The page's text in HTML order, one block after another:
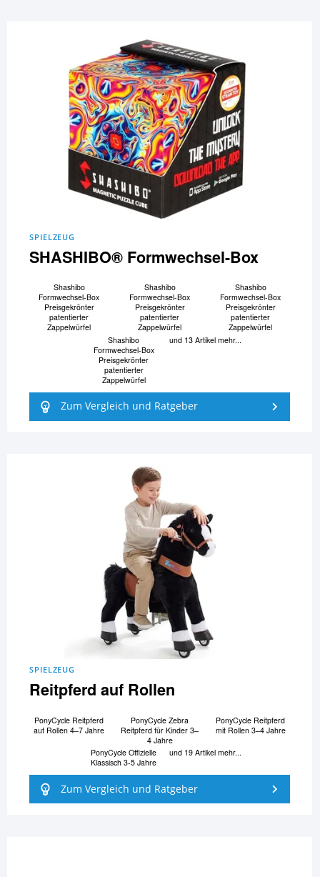
SPIELZEUG
SHASHIBO® Formwechsel-Box
Shashibo
Formwechsel-Box
Preisgekrönter
patentierter
Zappelwürfel
Shashibo
Formwechsel-Box
Preisgekrönter
patentierter
Zappelwürfel
Shashibo
Formwechsel-Box
Preisgekrönter
patentierter
Zappelwürfel
Shashibo
Formwechsel-Box
Preisgekrönter
patentierter
Zappelwürfel
und 13 Artikel mehr...
Zum Vergleich und Ratgeber
SPIELZEUG
Reitpferd auf Rollen
PonyCycle Reitpferd
auf Rollen 4–7 Jahre
PonyCycle Zebra
Reitpferd für Kinder 3–
4 Jahre
PonyCycle Reitpferd
mit Rollen 3–4 Jahre
PonyCycle Offizielle
Klassisch 3-5 Jahre
und 19 Artikel mehr...
Zum Vergleich und Ratgeber